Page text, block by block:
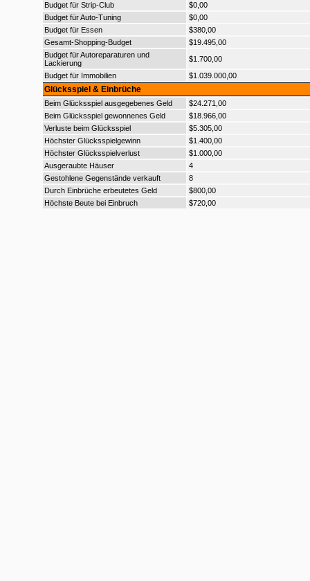
Budget für Strip-Club
$0,00
Budget für Auto-Tuning
$0,00
Budget für Essen
$380,00
Gesamt-Shopping-Budget
$19.495,00
Budget für Autoreparaturen und
Lackierung
$1.700,00
Budget für Immobilien
$1.039.000,00
Glücksspiel & Einbrüche
Beim Glücksspiel ausgegebenes Geld
$24.271,00
Beim Glücksspiel gewonnenes Geld
$18.966,00
Verluste beim Glücksspiel
$5.305,00
Höchster Glücksspielgewinn
$1.400,00
Höchster Glücksspielverlust
$1.000,00
Ausgeraubte Häuser
4
Gestohlene Gegenstände verkauft
8
Durch Einbrüche erbeutetes Geld
$800,00
Höchste Beute bei Einbruch
$720,00